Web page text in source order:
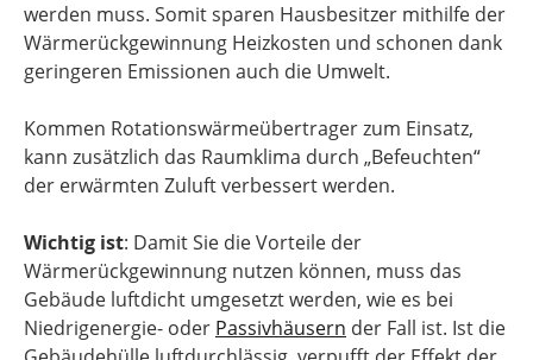
werden muss. Somit sparen Hausbesitzer mithilfe der
Wärmerückgewinnung Heizkosten und schonen dank
geringeren Emissionen auch die Umwelt.
Kommen Rotationswärmeübertrager zum Einsatz,
kann zusätzlich das Raumklima durch „Befeuchten“
der erwärmten Zuluft verbessert werden.
Wichtig ist: Damit Sie die Vorteile der
Wärmerückgewinnung nutzen können, muss das
Gebäude luftdicht umgesetzt werden, wie es bei
Niedrigenergie- oder Passivhäusern der Fall ist. Ist die